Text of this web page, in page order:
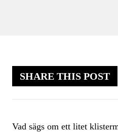
SHARE THIS POST
Vad sägs om ett litet